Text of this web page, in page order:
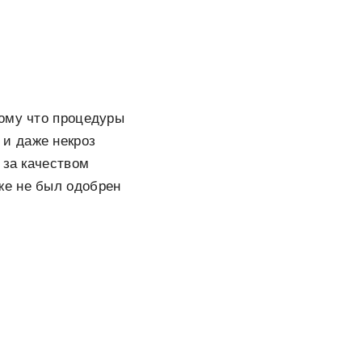
что процедуры
даже некроз
качеством
не был одобрен